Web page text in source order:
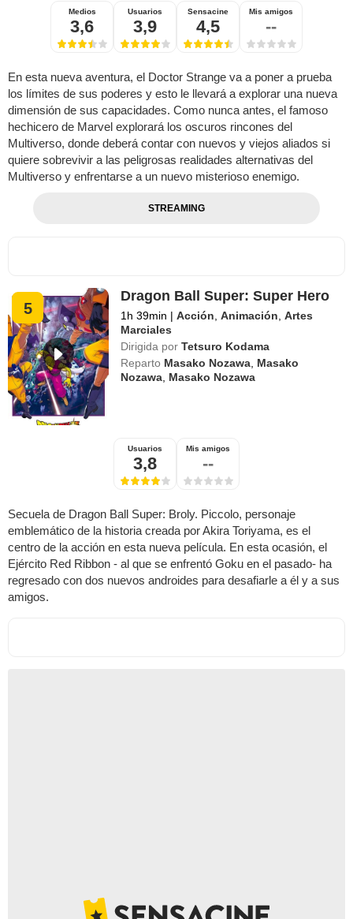
Medios
3,6
Usuarios
3,9
Sensacine
4,5
Mis amigos
--
En esta nueva aventura, el Doctor Strange va a poner a prueba
los límites de sus poderes y esto le llevará a explorar una nueva
dimensión de sus capacidades. Como nunca antes, el famoso
hechicero de Marvel explorará los oscuros rincones del
Multiverso, donde deberá contar con nuevos y viejos aliados si
quiere sobrevivir a las peligrosas realidades alternativas del
Multiverso y enfrentarse a un nuevo misterioso enemigo.
STREAMING
5
Dragon Ball Super: Super Hero
1h 39min | Acción ,Animación ,Artes
Marciales
Dirigida por Tetsuro Kodama
Reparto Masako Nozawa Masako
Nozawa Masako Nozawa
Usuarios
3,8
Mis amigos
--
Secuela de Dragon Ball Super: Broly. Piccolo, personaje
emblemático de la historia creada por Akira Toriyama, es el
centro de la acción en esta nueva película. En esta ocasión, el
Ejército Red Ribbon - al que se enfrentó Goku en el pasado- ha
regresado con dos nuevos androides para desafiarle a él y a sus
amigos.